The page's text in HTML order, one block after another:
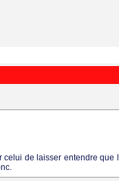
celui de laisser entendre que